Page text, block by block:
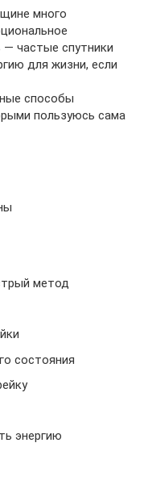
много
— частые спутники
для жизни, если
способы
пользуюсь сама
метод
состояния
энергию